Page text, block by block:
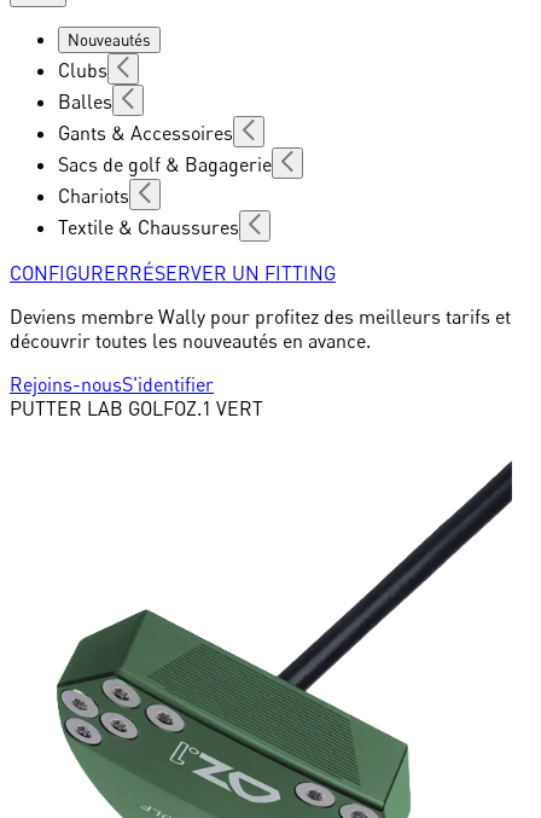
Nouveautés
Clubs
Balles
Gants & Accessoires
Sacs de golf & Bagagerie
Chariots
Textile & Chaussures
CONFIGURERRÉSERVER UN FITTING
Deviens membre Wally pour profitez des meilleurs tarifs et
découvrir toutes les nouveautés en avance.
Rejoins-nousS'identifier
PUTTER LAB GOLFOZ.1 VERT